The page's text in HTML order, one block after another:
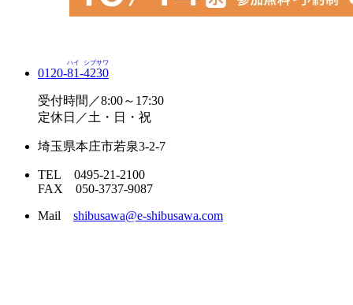
0120-81
ハイ
-4230
シブサワ
受付時間／8:00～17:30
定休日／土・日・祝
埼玉県本庄市若泉3-2-7
TEL 0495-21-2100
FAX 050-3737-9087
Mail shibusawa@e-shibusawa.com